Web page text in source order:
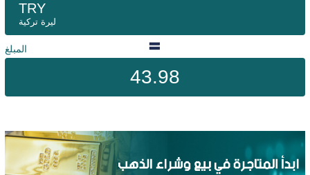
TRY
ليرة تركية
المبلغ
43.98